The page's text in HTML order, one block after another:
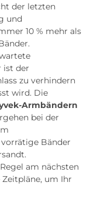
der letzten
und
10 % mehr als
ist der
zu verhindern
wird. Die
Armbändern
bei der
Bänder
am nächsten
um Ihr